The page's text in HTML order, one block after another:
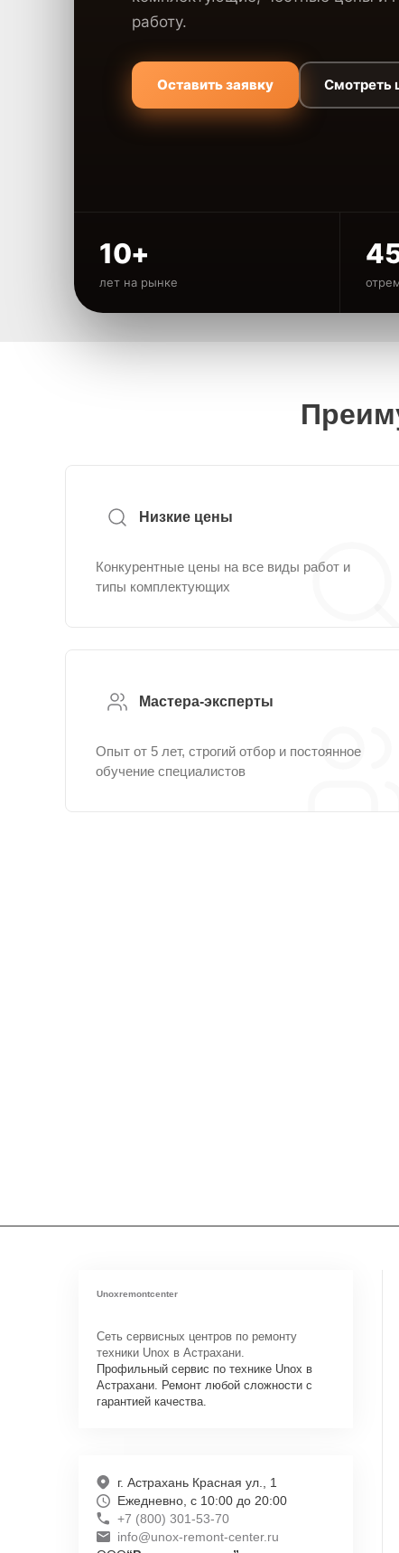
работу.
Оставить заявку Смотреть
10+
лет на рынке
Низкие цены
Конкурентные цены на все виды работ и
типы комплектующих
Мастера-эксперты
Опыт от 5 лет, строгий отбор и постоянное
обучение специалистов
Unoxremontcenter
Сеть сервисных центров по ремонту
техники Unox в Астрахани.
Профильный сервис по технике Unox в
Астрахани. Ремонт любой сложности с
гарантией качества.
г. Астрахань Красная ул., 1
Ежедневно, с 10:00 до 20:00
+7 (800) 301-53-70
info@unox-remont-center.ru